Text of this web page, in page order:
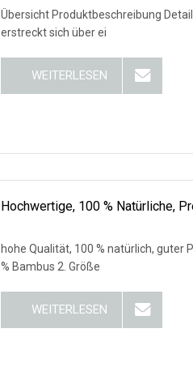
Übersicht Produktbeschreibung Detaillierte
erstreckt sich über ei
WEITERLESEN
Hochwertige, 100 % Natürliche,
hohe Qualität, 100 % natürlich, guter
% Bambus 2. Größe
WEITERLESEN